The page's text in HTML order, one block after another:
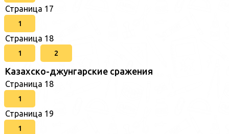
Страница 17
1
Страница 18
1 2
Казахско-джунгарские сражения
Страница 18
1
Страница 19
1